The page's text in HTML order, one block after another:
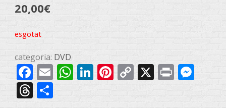
20,00€
esgotat
categoria: DVD
Facebook
EmailWhatsApp
LinkedIn
Pinterest
Copy
X Print
Threads